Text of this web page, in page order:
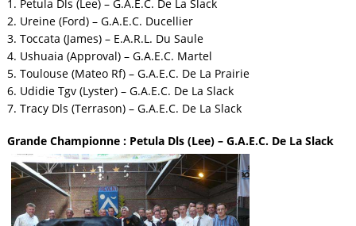
1. Petula Dls (Lee) – G.A.E.C. De La Slack
2. Ureine (Ford) – G.A.E.C. Ducellier
3. Toccata (James) – E.A.R.L. Du Saule
4. Ushuaia (Approval) – G.A.E.C. Martel
5. Toulouse (Mateo Rf) – G.A.E.C. De La Prairie
6. Udidie Tgv (Lyster) – G.A.E.C. De La Slack
7. Tracy Dls (Terrason) – G.A.E.C. De La Slack
Grande Championne : Petula Dls (Lee) – G.A.E.C. De La Slack